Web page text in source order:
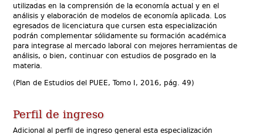
Economía Urbana y Regional
Historia Económica
Teoría y Método de la Economía
utilizadas en la comprensión de la economía actual y en el
análisis y elaboración de modelos de economía aplicada. Los
egresados de licenciatura que cursen esta especialización
podrán complementar sólidamente su formación académica
para integrase al mercado laboral con mejores herramientas de
análisis, o bien, continuar con estudios de posgrado en la
materia.
(Plan de Estudios del PUEE, Tomo I, 2016, pág. 49)
Perfil de ingreso
Adicional al perfil de ingreso general esta especialización